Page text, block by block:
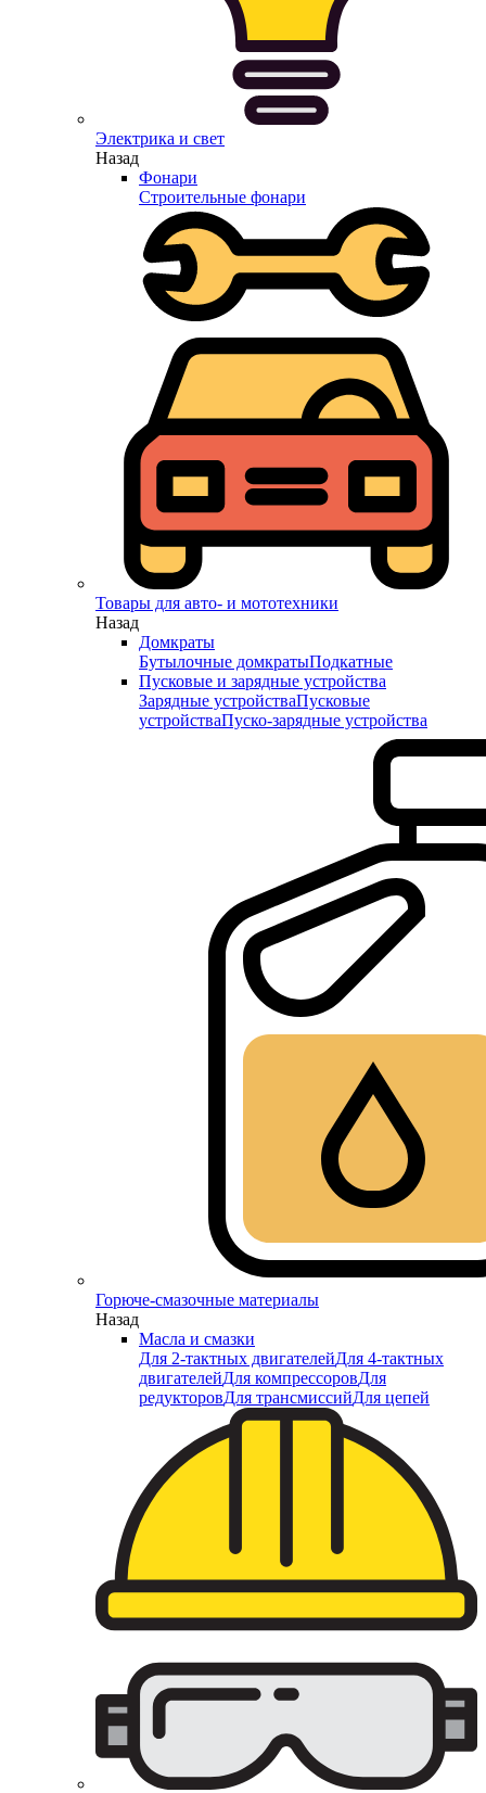
Электрика и свет
Назад
Фонари
Строительные фонари
Товары для авто- и мототехники
Назад
Домкраты
Бутылочные домкратыПодкатные
Пусковые и зарядные устройства
Зарядные устройстваПусковые
устройстваПуско-зарядные устройства
Горюче-смазочные материалы
Назад
Масла и смазки
Для 2-тактных двигателейДля 4-тактных
двигателейДля компрессоровДля
редукторовДля трансмиссийДля цепей